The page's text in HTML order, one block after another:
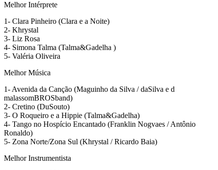
Melhor Intérprete
1- Clara Pinheiro (Clara e a Noite)
2- Khrystal
3- Liz Rosa
4- Simona Talma (Talma&Gadelha )
5- Valéria Oliveira
Melhor Música
1- Avenida da Canção (Maguinho da Silva / daSilva e d
malassomBROSband)
2- Cretino (DuSouto)
3- O Roqueiro e a Hippie (Talma&Gadelha)
4- Tango no Hospício Encantado (Franklin Nogvaes / Antônio
Ronaldo)
5- Zona Norte/Zona Sul (Khrystal / Ricardo Baia)
Melhor Instrumentista